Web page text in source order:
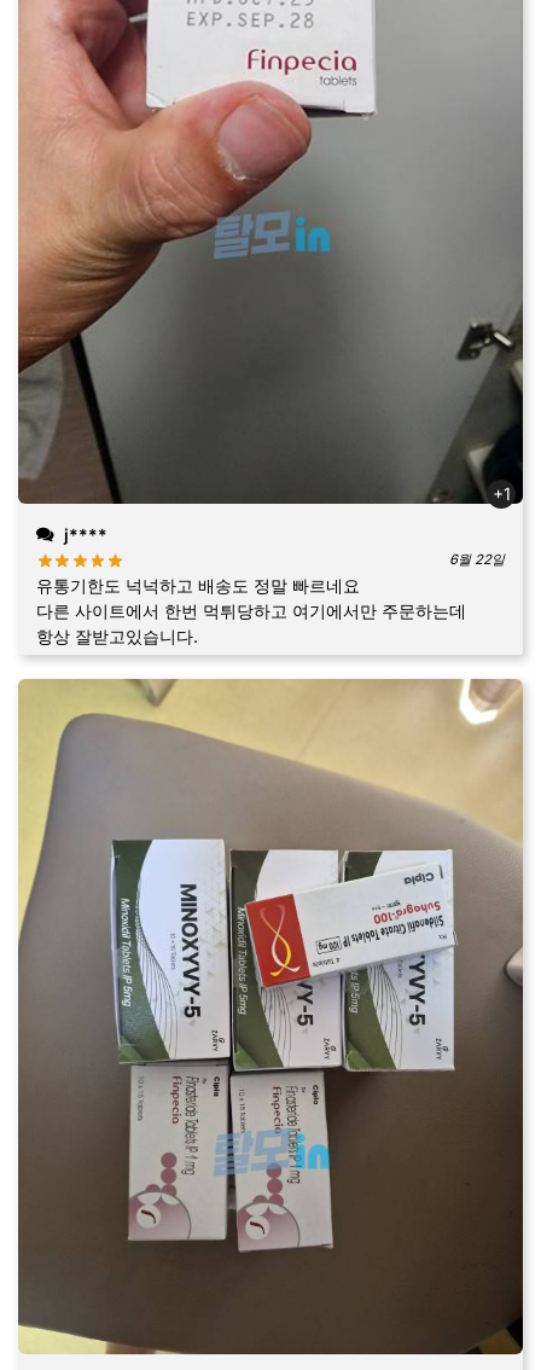
+1
j****
6월 22일
유통기한도 넉넉하고 배송도 정말 빠르네요
다른 사이트에서 한번 먹튀당하고 여기에서만 주문하는데
항상 잘받고있습니다.